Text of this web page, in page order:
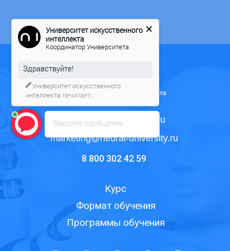
info@neural-university.ru
marketing@neural-university.ru
8 800 302 42 59
Формат обучения
Программы обучения
Курс
Введите сообщение
Университет искусственного
интеллекта
Координатор Университета
Здравствуйте!
Университет искусственного
интеллекта печатает...